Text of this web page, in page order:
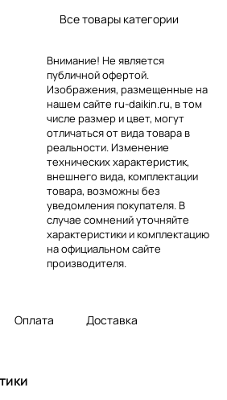
Все товары категории
Внимание! Не является
публичной офертой.
Изображения, размещенные на
нашем сайте ru-daikin.ru, в том
числе размер и цвет, могут
отличаться от вида товара в
реальности. Изменение
технических характеристик,
внешнего вида, комплектации
товара, возможны без
уведомления покупателя. В
случае сомнений уточняйте
характеристики и комплектацию
на официальном сайте
производителя.
Оплата Доставка